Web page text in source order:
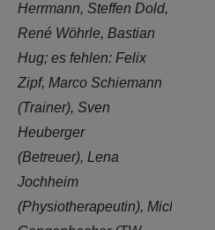
Herrmann, Steffen Dold,
René Wöhrle, Bastian
Hug; es fehlen: Felix
Zipf, Marco Schiemann
(Trainer), Sven
Heuberger
(Betreuer), Lena
Jochheim
(Physiotherapeutin), Michael